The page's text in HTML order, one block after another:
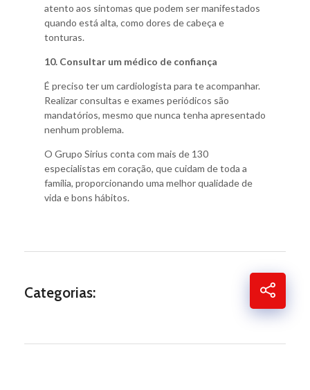
atento aos sintomas que podem ser manifestados
quando está alta, como dores de cabeça e
tonturas.
10. Consultar um médico de confiança
É preciso ter um cardiologista para te acompanhar.
Realizar consultas e exames periódicos são
mandatórios, mesmo que nunca tenha apresentado
nenhum problema.
O Grupo Sirius conta com mais de 130
especialistas em coração, que cuidam de toda a
família, proporcionando uma melhor qualidade de
vida e bons hábitos.
Categorias: